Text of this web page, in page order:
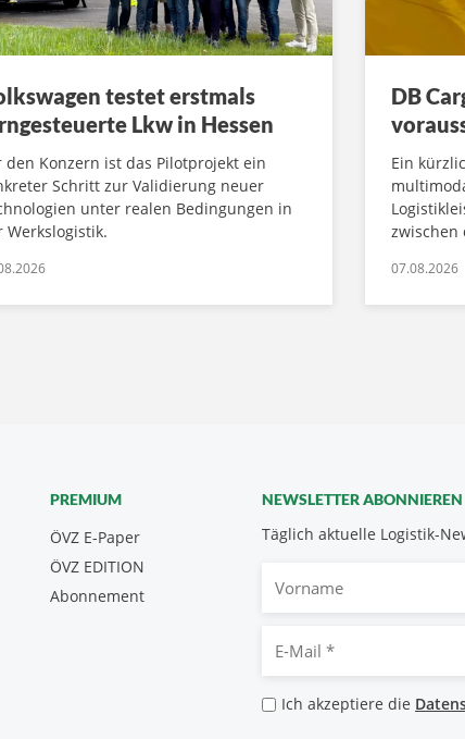
testet erstmals
Lkw in Hessen
den Konzern ist das Pilotprojekt ein
Schritt zur Validierung neuer
unter realen Bedingungen in
Werkslogistik.
DB
Ein
zwischen
07.08.2026
NEWSLETTER ABONNIEREN
Täglich aktuelle Logistik-
Mail
Ich akzeptiere die
PREMIUM
ÖVZ E-Paper
Abonnement
ÖVZ EDITION